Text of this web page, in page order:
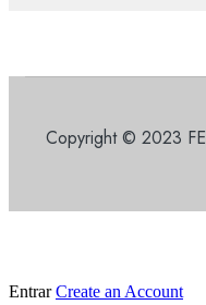
Copyright © 2023
Entrar Create an Account